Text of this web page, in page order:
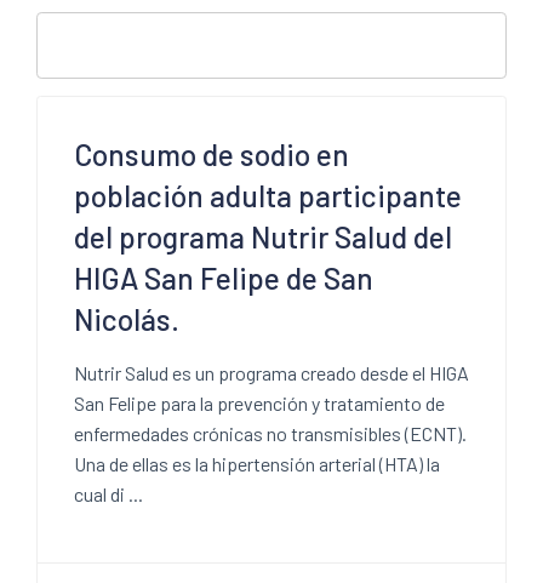
Consumo de sodio en
población adulta participante
del programa Nutrir Salud del
HIGA San Felipe de San
Nicolás.
Nutrir Salud es un programa creado desde el HIGA
San Felipe para la prevención y tratamiento de
enfermedades crónicas no transmisibles (ECNT).
Una de ellas es la hipertensión arterial (HTA) la
cual di ...